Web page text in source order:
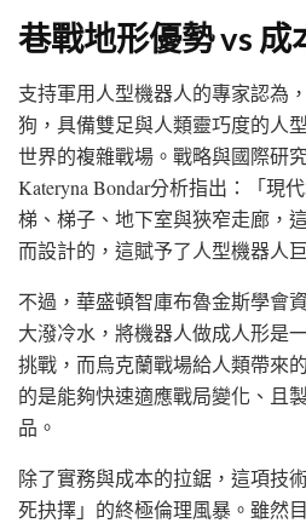
巷戰地形優勢 vs 成
支持軍用人型機器人的專家認為
狗，具備雙足與人類靈巧度的人
世界的複雜戰場。戰略與國際研
Kateryna Bondar分析指出：「現
梯、梯子、地下室與狹窄走廊，
而設計的，這賦予了人型機器人
不過，華盛頓智庫布魯金斯學會
大潑冷水，將機器人做成人形是
挑戰，而烏克蘭戰場給人類帶來
的是能夠快速適應戰局變化、且
品。
除了實務與成本的拉鋸，這項技
死抉擇」的終極倫理風暴。雖然